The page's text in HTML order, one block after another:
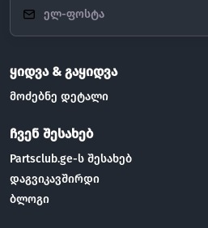
ყიდვა & გაყიდვა
მოძებნე დეტალი
ჩვენ შესახებ
Partsclub.ge-ს შესახებ
დაგვიკავშირდი
ბლოგი